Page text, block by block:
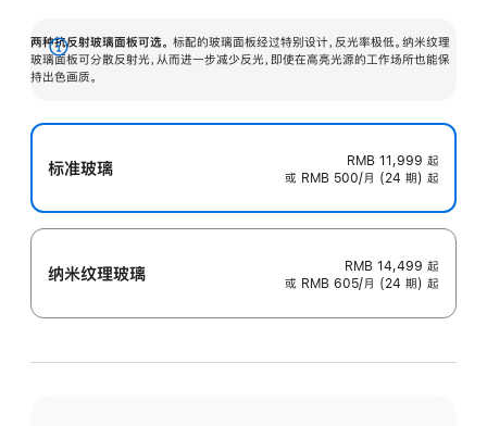
两种抗反射玻璃面板可选。 标配的玻璃面板经过特别设计，反光率极低。纳米纹理
玻璃面板可分散反射光，从而进一步减少反光，即使在高亮光源的工作场所也能保
持出色画质。
展
开
标准玻璃 RMB 11,999 起
或 RMB 500/月 (24 期) 起
纳米纹理玻璃 RMB 14,499 起
或 RMB 605/月 (24 期) 起